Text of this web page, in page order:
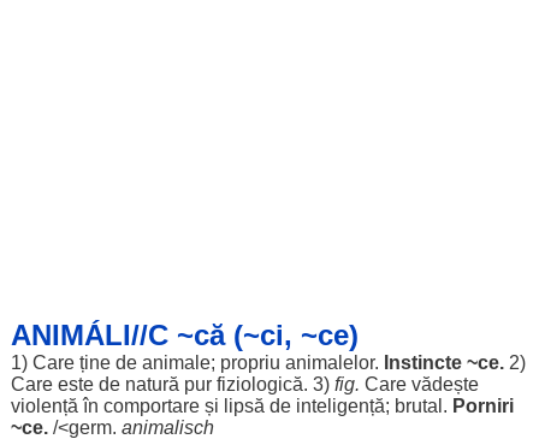
ANIMÁLI//C ~că (~ci, ~ce)
1) Care ține de animale; propriu animalelor. Instincte~ce.2)
Care este de natură pur fiziologică. 3)fig. Care vădește
violență în comportareși lipsă de inteligență; brutal . Porniri
~ce./<germ. animalisch